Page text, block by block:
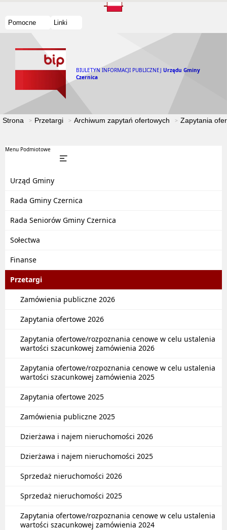
Pomocne Linki
BIULETYN INFORMACJI PUBLICZNEJ Urzędu Gminy
Czernica
Strona Przetargi Archiwum zapytań ofertowych Zapytania
Menu Podmiotowe
Urząd Gminy
Rada Gminy Czernica
Rada Seniorów Gminy Czernica
Sołectwa
Finanse
Przetargi
Zamówienia publiczne 2026
Zapytania ofertowe 2026
Zapytania ofertowe/rozpoznania cenowe w celu ustalenia
wartości szacunkowej zamówienia 2026
Zapytania ofertowe/rozpoznania cenowe w celu ustalenia
wartości szacunkowej zamówienia 2025
Zapytania ofertowe 2025
Zamówienia publiczne 2025
Dzierżawa i najem nieruchomości 2026
Dzierżawa i najem nieruchomości 2025
Sprzedaż nieruchomości 2026
Sprzedaż nieruchomości 2025
Zapytania ofertowe/rozpoznania cenowe w celu ustalenia
wartości szacunkowej zamówienia 2024